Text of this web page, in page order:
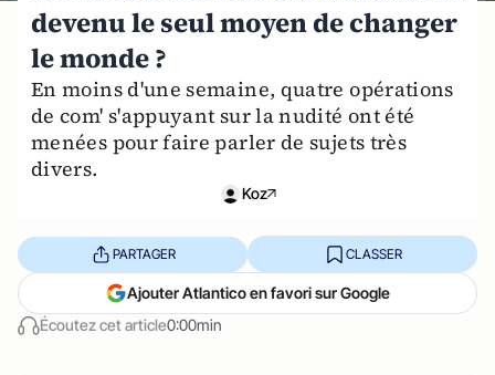
devenu le seul moyen de changer
le monde ?
En moins d'une semaine, quatre opérations
de com' s'appuyant sur la nudité ont été
menées pour faire parler de sujets très
divers.
Koz
Écoutez cet article0:00min
PARTAGER CLASSER
Ajouter Atlantico en favori sur Google